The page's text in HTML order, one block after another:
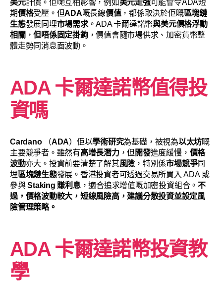
美元計價。佢哋互相影響，例如美元走強可能會令ADA短
期價格受壓。但ADA嘅長線價值，都係取決於佢嘅區塊鏈
生態發展同埋市場需求。ADA 卡爾達諾幣與美元價格浮動
相關 ，但唔係固定掛鉤，價值會隨市場供求、加密貨幣整
體走勢同消息面波動。
ADA 卡爾達諾幣值得投
資嗎
Cardano（ADA）佢以學術研究為基礎，被視為以太坊嘅
主要競爭者。雖然有高增長潛力，但 開發進度緩慢， 價格
波動亦大。投資前要清楚了解其風險 ，特別係市場競爭同
埋區塊鏈生態發展。香港投資者可透過交易所買入 ADA 或
參與Staking 賺利息，適合追求增值嘅加密投資組合。不
過，價格波動較大，短線風險高，建議分散投資並設定風
險管理策略。
ADA 卡爾達諾幣投資教
學